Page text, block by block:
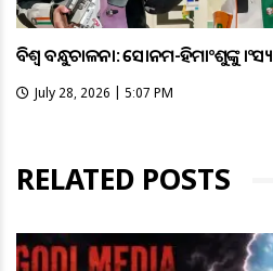
ବିଶ୍ବ ବନ୍ଧୁକଚାଳନା: ସୋନମ-ହିମାଂଶୁଙ୍କୁ କାଂସ୍ୟ
July 28, 2026 | 5:07 PM
RELATED POSTS